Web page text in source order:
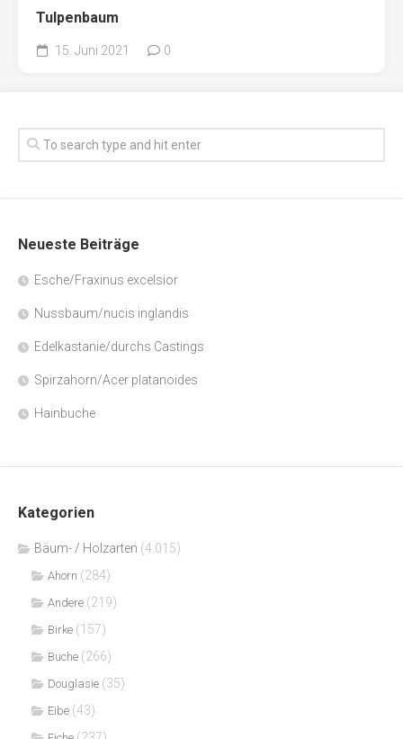
Tulpenbaum
15. Juni 2021 0
Neueste Beiträge
Esche/Fraxinus excelsior
Nussbaum/nucis inglandis
Edelkastanie/durchs Castings
Spirzahorn/Acer platanoides
Hainbuche
Kategorien
Bäum- / Holzarten (4.015)
Ahorn (284)
Andere (219)
Birke (157)
Buche (266)
Douglasie (35)
Eibe (43)